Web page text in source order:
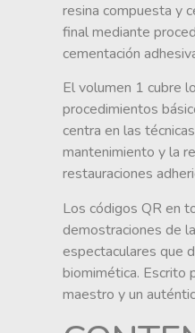
resina compuesta y
final mediante
cementación
El volumen 1 cubre
procedimientos
centra en las
mantenimiento y la
restauraciones
Los códigos QR en
demostraciones de
espectaculares que
biomimética. Escrito
maestro y un